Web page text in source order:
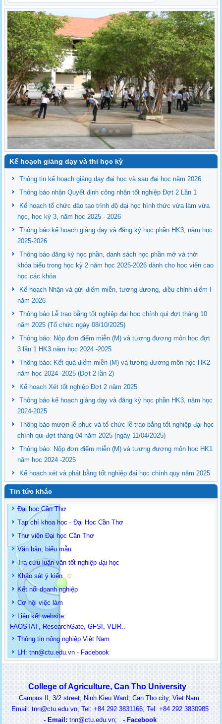
Kế hoạch giảng dạy và thi học kỳ
Thông tin kế hoạch giảng dạy đại học và sau đại học năm 2026
Thông báo nhận Quyết định công nhận tốt nghiệp Đợt 2 Lần 1
Kế hoạch tổ chức đào tạo trình độ đại học hình thức vừa làm vừa
học, học kỳ 3, năm học 2025 - 2026
Thông báo kế hoạch giảng dạy và đăng ký học phần HK3, năm học
2025-2026
Thông báo đăng ký học phần, danh sách học phần mở và thời
khóa biểu trong học kỳ 2 năm học 2025-2026 dành cho học viên cao
học các khóa
Kế hoạch Nhận và gửi điểm miễn, tương đương, điều chỉnh điểm I
năm 2026
Thông báo Lễ trao bằng tốt nghiệp đại học chính qui đợt tháng 10
năm 2025 (Tổ chức ngày 08/10/2025)
Thông báo: Nộp đơn điểm miễn (M) và tương đương môn học đợt
3 lần 1 HK3 năm học 2024 -2025
Thông báo: Kết quả điểm miễn (M) và tương đương môn học HK2
năm học 2024 -2025 (Đợt 2 lần 2)
Kế hoạch Xét tốt nghiệp Đợt 2 năm 2025
Thông báo kế hoạch giảng dạy và đăng ký học phần HK3, năm học
2024-2025
Thông báo mượn lễ phục và tổ chức lễ trao bằng tốt nghiệp đại học
chính qui đợt tháng 04 năm 2025 (ngày 11/04/2025)
Thông báo: Nộp đơn điểm miễn (M) và tương đương môn học HK1
năm học 2024 -2025
Kế hoạch xét và phát bằng tốt nghiệp đại học chính quy năm 2025
Tin tức khác
Đại học Cần Thơ
Tạp chí khoa học - Đại Học Cần Thơ
Thư viện Đại học Cần Thơ
Văn bản, biểu mẫu
Tra cứu luận văn tốt nghiệp đại học
Khảo sát ý kiến
Kết nối doanh nghiệp
Cơ hội việc làm
Liên kết website:
FAOSTAT
ResearchGate ,GFSI ,VLIR
Thông tin nông nghiệp Việt Nam
LH: tnn@ctu.edu.vn - Facebook
College of Agriculture, Can Tho University
II, 3/2 street, Ninh Kieu Ward, Can Tho city, Viet Nam
tnn@ctu.edu.vn; Tel: +84 292 3831166; Tel: +84 292 3830985
- Email: tnn@ctu.edu.vn;- Facebook